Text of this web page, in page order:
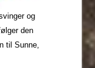
og
den
til Sunne,